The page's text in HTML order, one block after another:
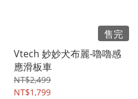
售完
Vtech 妙妙犬布麗-嚕嚕感
應滑板車
NT$2,499
NT$1,799